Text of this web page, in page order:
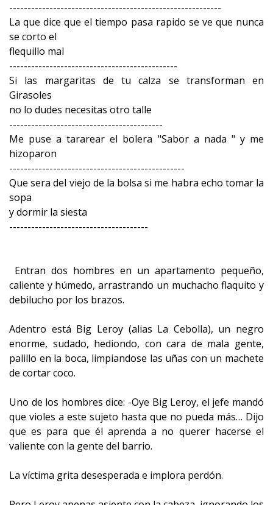
----------------------------------------------------------
La que dice que el tiempo pasa rapido se ve que nunca
se corto el
flequillo mal
----------------------------------------------
Si las margaritas de tu calza se transforman en
Girasoles
no lo dudes necesitas otro talle
------------------------------------------
Me puse a tararear el bolera "Sabor a nada " y me
hizoparon
------------------------------------------------
Que sera del viejo de la bolsa si me habra echo tomar la
sopa
y dormir la siesta
--------------------------------------
Entran dos hombres en un apartamento pequeño,
caliente y húmedo, arrastrando un muchacho flaquito y
debilucho por los brazos.
Adentro está Big Leroy (alias La Cebolla), un negro
enorme, sudado, hediondo, con cara de mala gente,
palillo en la boca, limpiandose las uñas con un machete
de cortar coco.
Uno de los hombres dice: -Oye Big Leroy, el jefe mandó
que violes a este sujeto hasta que no pueda más… Dijo
que es para que él aprenda a no querer hacerse el
valiente con la gente del barrio.
La víctima grita desesperada e implora perdón.